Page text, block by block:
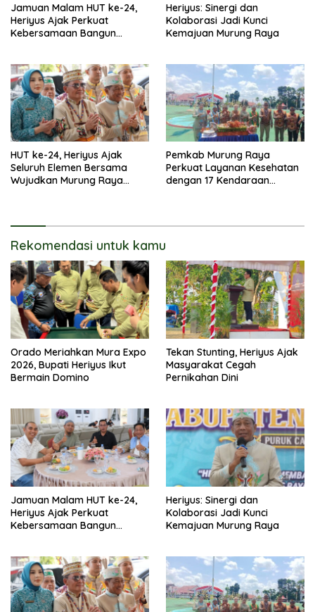
Jamuan Malam HUT ke-24,
Heriyus Ajak Perkuat
Kebersamaan Bangun
Heriyus: Sinergi dan
Kolaborasi Jadi Kunci
Kemajuan Murung Raya
HUT ke-24, Heriyus Ajak
Seluruh Elemen Bersama
Wujudkan Murung Raya
Pemkab Murung Raya
Perkuat Layanan Kesehatan
dengan 17 Kendaraan
Rekomendasi untuk kamu
Orado Meriahkan Mura Expo
2026, Bupati Heriyus Ikut
Bermain Domino
Tekan Stunting, Heriyus Ajak
Masyarakat Cegah
Pernikahan Dini
Jamuan Malam HUT ke-24,
Heriyus Ajak Perkuat
Kebersamaan Bangun
Heriyus: Sinergi dan
Kolaborasi Jadi Kunci
Kemajuan Murung Raya